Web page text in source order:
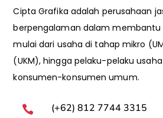
Cipta Grafika adalah perusahaan
berpengalaman dalam membantu
mulai dari usaha di tahap mikro
(UKM), hingga pelaku-pelaku
konsumen-konsumen umum.
 (+62) 812 7744 3315